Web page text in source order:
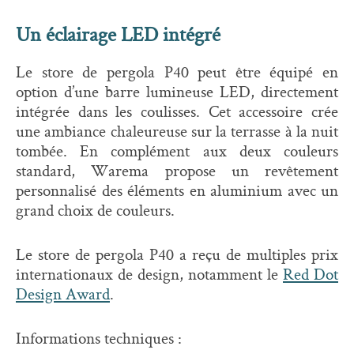
Un éclairage LED intégré
Le store de pergola P40 peut être équipé en
option d’une barre lumineuse LED, directement
intégrée dans les coulisses. Cet accessoire crée
une ambiance chaleureuse sur la terrasse à la nuit
tombée. En complément aux deux couleurs
standard, Warema propose un revêtement
personnalisé des éléments en aluminium avec un
grand choix de couleurs.
Le store de pergola P40 a reçu de multiples prix
internationaux de design, notamment le Red Dot
Design Award.
Informations techniques :